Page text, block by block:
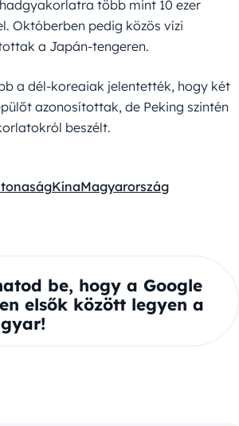
több mint 10 ezer
Októberben pedig közös vízi
a Japán-tengeren.
a dél-koreaiak jelentették, hogy két
azonosítottak, de Peking szintén
beszélt.
KínaMagyarország
be, hogy a Google
elsők között legyen a